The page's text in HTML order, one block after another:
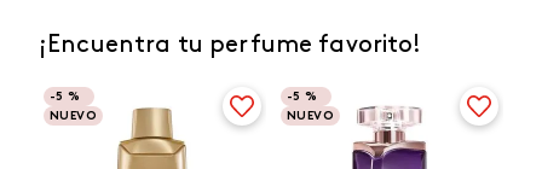
¡Encuentra tu perfume favorito!
-5 %
NUEVO
-5 %
NUEVO